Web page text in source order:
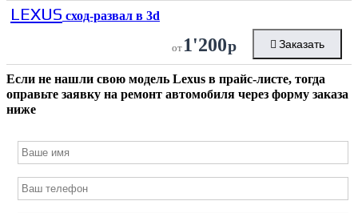
LEXUS сход-развал в 3d
от 1'200р Заказать
Если не нашли свою модель Lexus в прайс-листе, тогда
оправьте заявку на ремонт автомобиля через форму заказа
ниже